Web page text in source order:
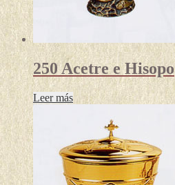
250 Acetre e Hisopo
Leer más